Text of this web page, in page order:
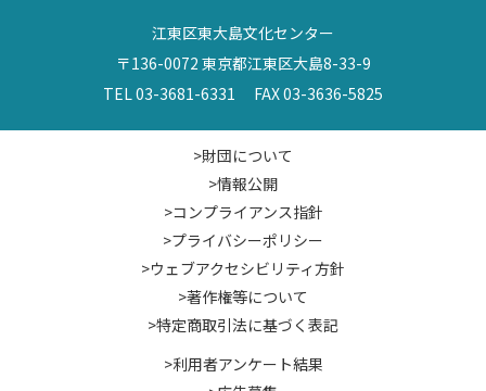
江東区東大島文化センター
〒136-0072 東京都江東区大島8-33-9
TEL 03-3681-6331 FAX 03-3636-5825
>財団について
>情報公開
>コンプライアンス指針
>プライバシーポリシー
>ウェブアクセシビリティ方針
>著作権等について
>特定商取引法に基づく表記
>利用者アンケート結果